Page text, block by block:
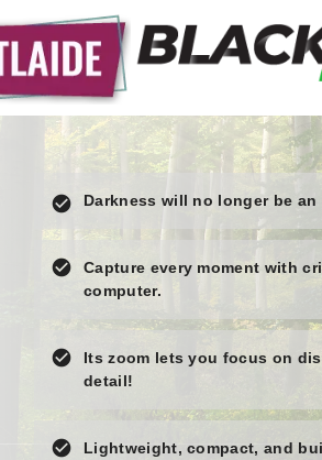
check_circle Darkness will no longer be
check_circle
Capture every moment with
computer.
check_circle
Its zoom lets you focus on
detail!
check_circle Lightweight, compact, and